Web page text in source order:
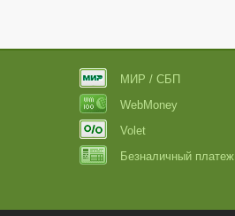
МИР / СБП
WebMoney
Volet
Безналичный платеж